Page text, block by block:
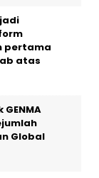
pertama
atas
Global